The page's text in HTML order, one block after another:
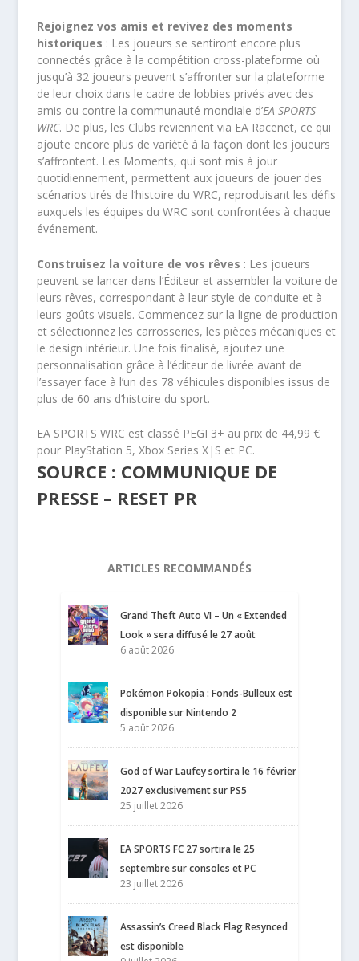
Rejoignez vos amis et revivez des moments
historiques : Les joueurs se sentiront encore plus
connectés grâce à la compétition cross-plateforme où
jusqu’à 32 joueurs peuvent s’affronter sur la plateforme
de leur choix dans le cadre de lobbies privés avec des
amis ou contre la communauté mondiale d’EA SPORTS
WRC. De plus, les Clubs reviennent via EA Racenet, ce qui
ajoute encore plus de variété à la façon dont les joueurs
s’affrontent. Les Moments, qui sont mis à jour
quotidiennement, permettent aux joueurs de jouer des
scénarios tirés de l’histoire du WRC, reproduisant les défis
auxquels les équipes du WRC sont confrontées à chaque
événement.
Construisez la voiture de vos rêves : Les joueurs
peuvent se lancer dans l’Éditeur et assembler la voiture de
leurs rêves, correspondant à leur style de conduite et à
leurs goûts visuels. Commencez sur la ligne de production
et sélectionnez les carrosseries, les pièces mécaniques et
le design intérieur. Une fois finalisé, ajoutez une
personnalisation grâce à l’éditeur de livrée avant de
l’essayer face à l’un des 78 véhicules disponibles issus de
plus de 60 ans d’histoire du sport.
EA SPORTS WRC est classé PEGI 3+ au prix de 44,99 €
pour PlayStation 5, Xbox Series X|S et PC.
SOURCE : COMMUNIQUE DE
PRESSE – RESET PR
ARTICLES RECOMMANDÉS
Grand Theft Auto VI – Un « Extended
Look » sera diffusé le 27 août
6 août 2026
Pokémon Pokopia : Fonds-Bulleux est
disponible sur Nintendo 2
5 août 2026
God of War Laufey sortira le 16 février
2027 exclusivement sur PS5
25 juillet 2026
EA SPORTS FC 27 sortira le 25
septembre sur consoles et PC
23 juillet 2026
Assassin’s Creed Black Flag Resynced
est disponible